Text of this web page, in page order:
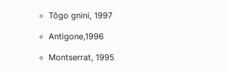
Tôgo gnini, 1997
Antigone,1996
Montserrat, 1995